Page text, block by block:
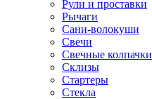
Рули и проставки
Рычаги
Сани-волокуши
Свечи
Свечные колпачки
Склизы
Стартеры
Стекла